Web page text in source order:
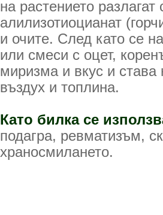
на растението
алилизотиоцианат
и очите. След като се
или смеси с оцет,
миризма и вкус и става
въздух и топлина.
Като билка се
подагра, ревматизъм,
храносмилането.